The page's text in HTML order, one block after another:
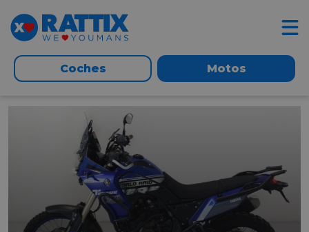
Coches Motos